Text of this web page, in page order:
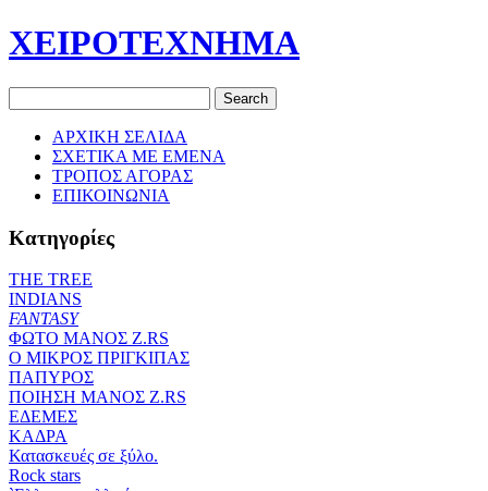
ΧΕΙΡΟΤΕΧΝΗΜΑ
ΑΡΧΙΚΗ ΣΕΛΙΔΑ
ΣΧΕΤΙΚΑ ΜΕ ΕΜΕΝΑ
ΤΡΟΠΟΣ ΑΓΟΡΑΣ
ΕΠΙΚΟΙΝΩΝΙΑ
Κατηγορίες
THE TREE
ΙΝDIANS
FANTASY
ΦΩΤΟ ΜΑΝΟΣ Ζ.RS
O ΜΙΚΡΟΣ ΠΡΙΓΚΙΠΑΣ
ΠΑΠΥΡΟΣ
ΠΟΙΗΣΗ ΜΑΝΟΣ Ζ.RS
ΕΔΕΜΕΣ
ΚΑΔΡΑ
Κατασκευές σε ξύλο.
Rock stars